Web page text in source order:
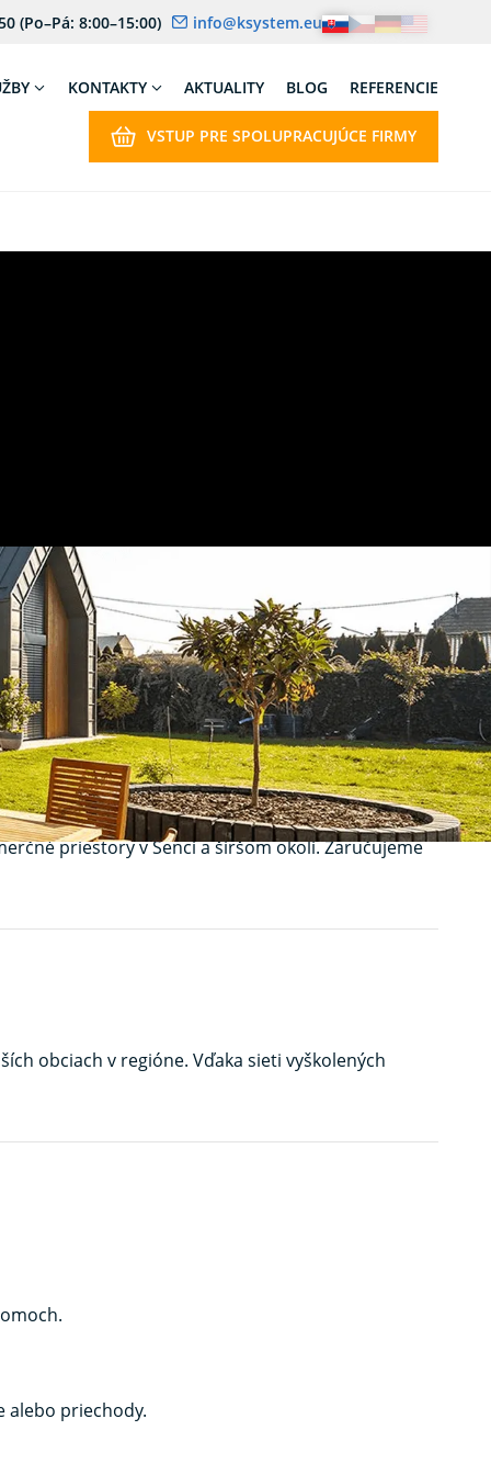
(Po–Pá: 8:00–15:00) info@ksystem.eu
KONTAKTY AKTUALITY BLOG REFERENCIE
VSTUP PRE SPOLUPRACUJÚCE FIRMY
proti
ochránia pred hmyzom, a zároveň si zachováte
priestory v Senci a širšom okolí. Zaručujeme
obciach v regióne. Vďaka sieti vyškolených
alebo priechody.